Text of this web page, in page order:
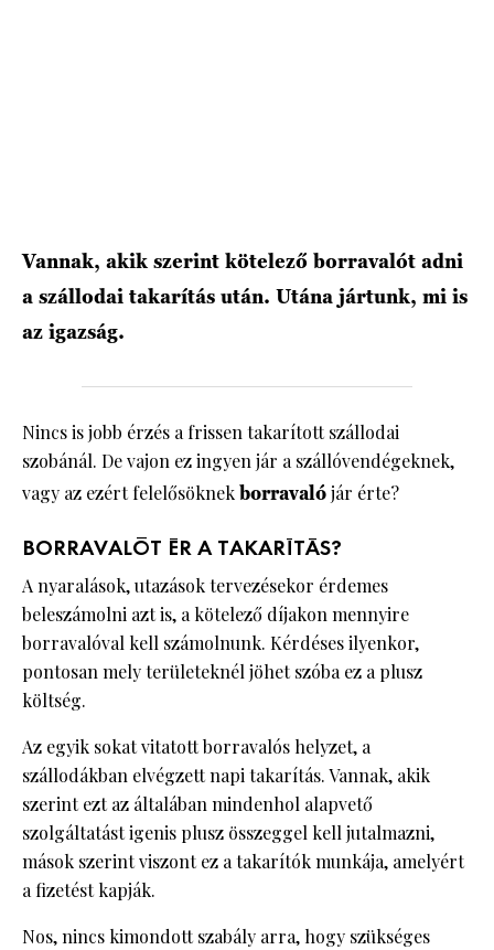
Vannak, akik szerint kötelező borravalót adni
a szállodai takarítás után. Utána jártunk, mi is
az igazság.
Nincs is jobb érzés a frissen takarított szállodai
szobánál. De vajon ez ingyen jár a szállóvendégeknek,
vagy az ezért felelősöknekborravalójár érte?
BORRAVALÓT ÉR A TAKARÍTÁS?
A nyaralások, utazások tervezésekor érdemes
beleszámolni azt is, a kötelező díjakon mennyire
borravalóval kell számolnunk. Kérdéses ilyenkor,
pontosan mely területeknél jöhet szóba ez a plusz
költség.
Az egyik sokat vitatott borravalós helyzet, a
szállodákban elvégzett napi takarítás. Vannak, akik
szerint ezt az általában mindenhol alapvető
szolgáltatást igenis plusz összeggel kell jutalmazni,
mások szerint viszont ez a takarítók munkája, amelyért
a fizetést kapják.
Nos, nincs kimondott szabály arra, hogy szükséges